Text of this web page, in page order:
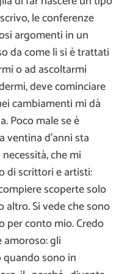
le conferenze
argomenti in un
da come li si è trattati
o ad ascoltarmi
deve cominciare
cambiamenti mi dà
Poco male se è
ventina d’anni sta
che mi
di scrittori e artisti:
scoperte solo
Si vede che sono
per conto mio. Credo
gli
sono in